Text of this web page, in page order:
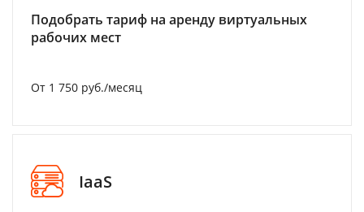
Подобрать тариф на аренду виртуальных
рабочих мест
От 1 750 руб./месяц
IaaS